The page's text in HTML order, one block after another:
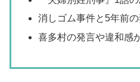
消しゴム事件と5年前
喜多村の発言や違和感